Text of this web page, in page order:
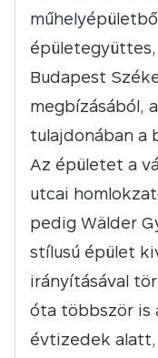
Budapest
megbízásából,
tulajdonában a
Az épületet a
utcai
pedig Wälder
stílusú épület
irányításával
óta többször is
évtizedek